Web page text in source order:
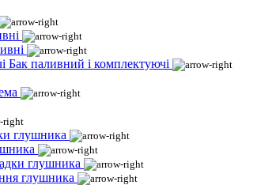
Бак паливний і комплектуючі
глушника
глушника
глушника